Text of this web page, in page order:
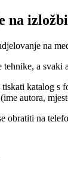
na
na
tehnike, a
katalog s
autora,
obratiti na